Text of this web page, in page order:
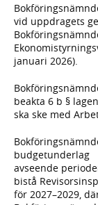
vid uppdragets
januari 2026).
beakta 6 b §
ska ske med
budgetunderlag
avseende
bistå
för 2027–2029,